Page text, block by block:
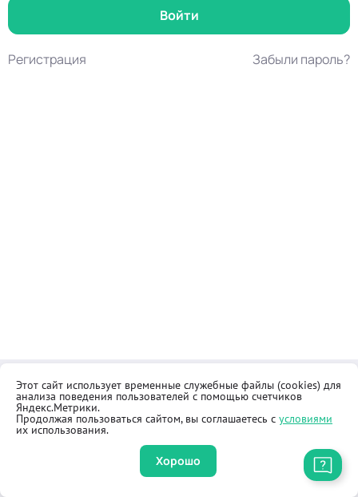
Регистрация Забыли пароль?
Контакты
Как купить
Общественная приёмная
Реквизиты
Оферта
Правила продажи товаров
Этот сайт использует временные служебные файлы (cookies) для
анализа поведения пользователей с помощью счетчиков
Яндекс.Метрики.
Продолжая пользоваться сайтом, вы соглашаетесь с условиями
их использования.
Хорошо